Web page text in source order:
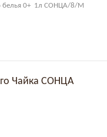
белья 0+ 1л СОНЦА/8/М
Чайка СОНЦА